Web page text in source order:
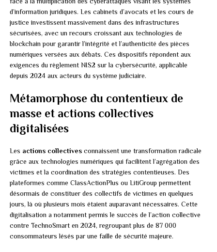
d’information juridiques. Les cabinets d’avocats et les cours de
justice investissent massivement dans des infrastructures
sécurisées, avec un recours croissant aux technologies de
blockchain pour garantir l’intégrité et l’authenticité des pièces
numériques versées aux débats. Ces dispositifs répondent aux
exigences du règlement NIS2 sur la cybersécurité, applicable
depuis 2024 aux acteurs du système judiciaire.
Métamorphose du contentieux de
masse et actions collectives
digitalisées
Les actions collectives connaissent une transformation radicale
grâce aux technologies numériques qui facilitent l’agrégation des
victimes et la coordination des stratégies contentieuses. Des
plateformes comme ClassActionPlus ou LitiGroup permettent
désormais de constituer des collectifs de victimes en quelques
jours, là où plusieurs mois étaient auparavant nécessaires. Cette
digitalisation a notamment permis le succès de l’action collective
contre TechnoSmart en 2024, regroupant plus de 87 000
consommateurs lésés par une faille de sécurité majeure.